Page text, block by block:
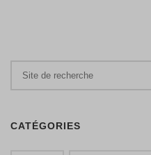
CATÉGORIES